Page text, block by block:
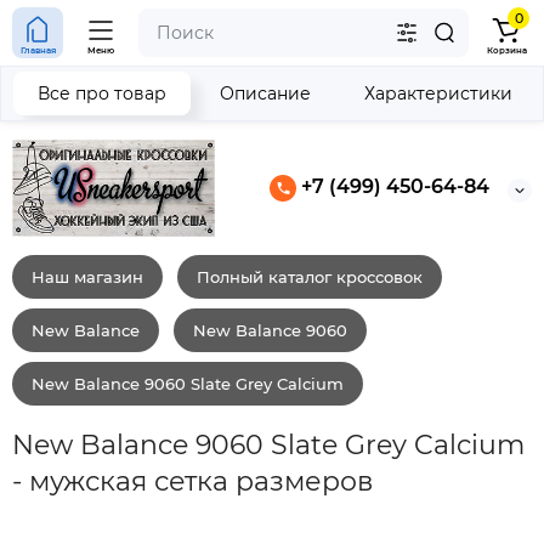
+7 (499) 450-64-84
Главная Меню
0
Корзина
Наш магазин Полный каталог кроссовок
New Balance New Balance 9060
New Balance 9060 Slate Grey Calcium
New Balance 9060 Slate Grey Calcium
- мужская сетка размеров
Все про товар Описание Характеристики